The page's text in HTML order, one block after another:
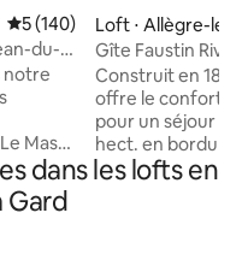
Évaluation moyenne sur la
5 (140)
du-
notre
du
un
et à
Loft ⋅ Allègre-les-
Gîte Faustin
Spa-Piscine
Construit en
offre le confort
pour un séjour de
hect. en bordure
espaces
dans les lofts en
Gard